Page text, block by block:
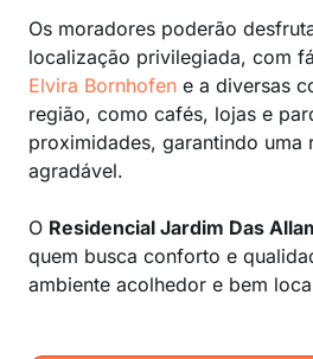
Os moradores poderão
localização privilegiada, com
Elvira Bornhofen e a diversas
região, como cafés, lojas e
proximidades, garantindo uma
agradável.
O Residencial Jardim Das
quem busca conforto e
ambiente acolhedor e bem